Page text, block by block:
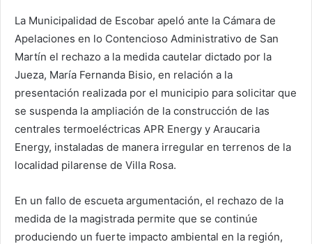
La Municipalidad de Escobar apeló ante la Cámara de
Apelaciones en lo Contencioso Administrativo de San
Martín el rechazo a la medida cautelar dictado por la
Jueza, María Fernanda Bisio, en relación a la
presentación realizada por el municipio para solicitar que
se suspenda la ampliación de la construcción de las
centrales termoeléctricas APR Energy y Araucaria
Energy, instaladas de manera irregular en terrenos de la
localidad pilarense de Villa Rosa.
En un fallo de escueta argumentación, el rechazo de la
medida de la magistrada permite que se continúe
produciendo un fuerte impacto ambiental en la región,